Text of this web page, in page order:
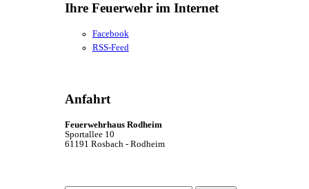
Ihre Feuerwehr im Internet
Facebook
RSS-Feed
Anfahrt
Feuerwehrhaus Rodheim
Sportallee 10
61191 Rosbach - Rodheim